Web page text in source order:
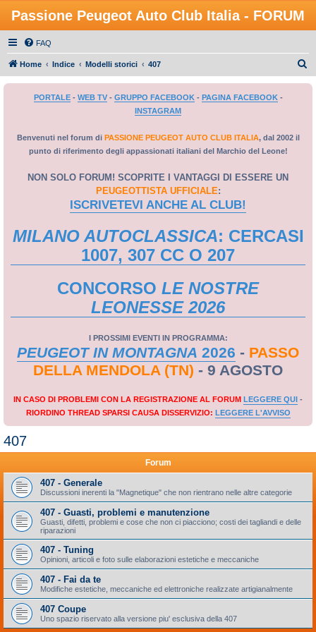
Passione Peugeot Auto Club Italia - FORUM
FAQ
Home Indice Modelli storici 407
PORTALE- WEB TV- GRUPPO FACEBOOK- PAGINA FACEBOOK-
INSTAGRAM
Benvenuti nel forum di PASSIONE PEUGEOT AUTO CLUB ITALIA, dal 2002 il
punto di riferimento degli appassionati italiani del Marchio del Leone!
NON SOLO FORUM! SCOPRITE I VANTAGGI DI ESSERE UN
PEUGEOTTISTA UFFICIALE:
ISCRIVETEVI ANCHE AL CLUB!
MILANO AUTOCLASSICA: CERCASI
1007, 307 CC O 207
CONCORSO LE NOSTRE
LEONESSE 2026
I PROSSIMI EVENTI IN PROGRAMMA:
PEUGEOT IN MONTAGNA 2026 - PASSO
DELLA MENDOLA (TN) - 9 AGOSTO
IN CASO DI PROBLEMI CON LA REGISTRAZIONE AL FORUM LEGGERE QUI -
RIORDINO THREAD SPARSI CAUSA DISSERVIZIO: LEGGERE L'AVVISO
407
Forum
407 - Generale
Discussioni inerenti la "Magnetique" che non rientrano nelle altre categorie
407 - Guasti, problemi e manutenzione
Guasti, difetti, problemi e cose che non ci piacciono; costi dei tagliandi e delle
riparazioni
407 - Tuning
Opinioni, articoli e foto sulle elaborazioni estetiche e meccaniche
407 - Fai da te
Modifiche estetiche, meccaniche ed elettroniche realizzate artigianalmente
407 Coupe
Uno spazio riservato alla versione piu' esclusiva della 407